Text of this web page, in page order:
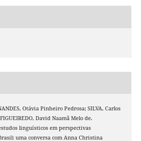
Otávia Pinheiro Pedrosa; SILVA, Carlos
David Naamã Melo de.
linguísticos em perspectivas
uma conversa com Anna Christina